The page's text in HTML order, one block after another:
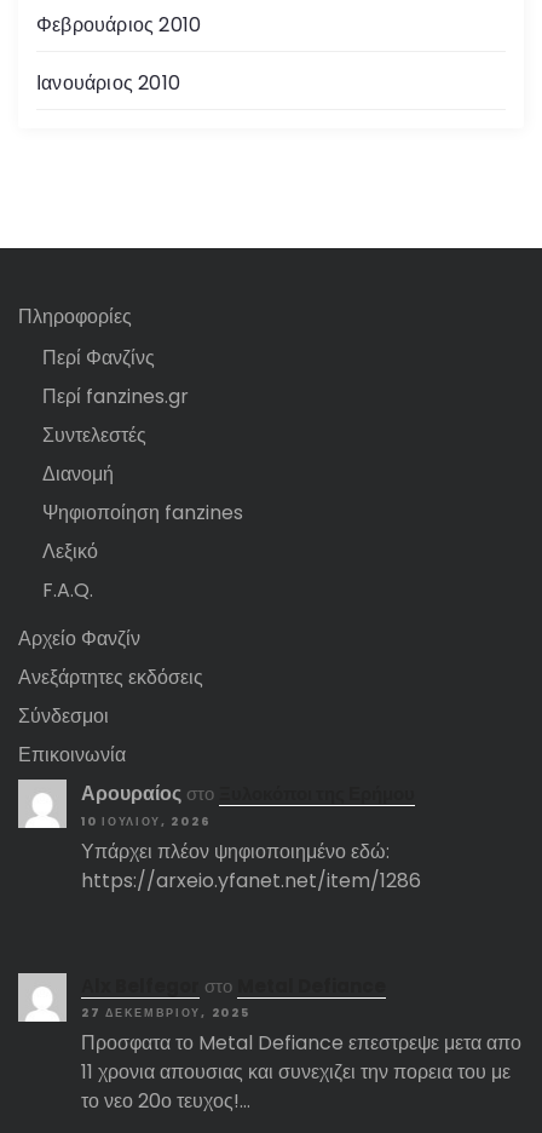
Φεβρουάριος 2010
Ιανουάριος 2010
Πληροφορίες
Περί Φανζίνς
Περί fanzines.gr
Συντελεστές
Διανομή
Ψηφιοποίηση fanzines
Λεξικό
F.A.Q.
Αρχείο Φανζίν
Ανεξάρτητες εκδόσεις
Σύνδεσμοι
Επικοινωνία
Αρουραίος στο
10 ΙΟΥΛΊΟΥ, 2026
Υπάρχει πλέον ψηφιοποιημένο εδώ:
https://arxeio.yfanet.net/item/1286
στο
27 ΔΕΚΕΜΒΡΊΟΥ, 2025
Προσφατα το Metal Defiance επεστρεψε μετα απο
11 χρονια απουσιας και συνεχιζει την πορεια του με
το νεο 20ο τευχος!…